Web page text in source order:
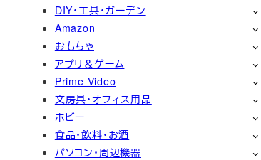
DIY・工具・ガーデン
Amazon
おもちゃ
アプリ＆ゲーム
Prime Video
文房具・オフィス用品
ホビー
食品・飲料・お酒
パソコン・周辺機器